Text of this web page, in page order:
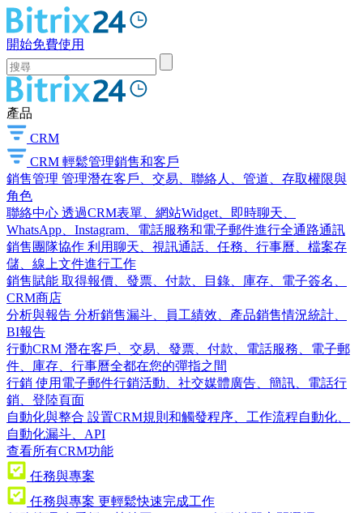
開始免費使用
產品
CRM
CRM 輕鬆管理銷售和客戶
銷售管理 管理潛在客戶、交易、聯絡人、管道、存取權限與
角色
聯絡中心 透過CRM表單、網站Widget、即時聊天、
WhatsApp、Instagram、電話服務和電子郵件進行全通路通訊
銷售團隊協作 利用聊天、視訊通話、任務、行事曆、檔案存
儲、線上文件進行工作
銷售賦能 取得報價、發票、付款、目錄、庫存、電子簽名、
CRM商店
分析與報告 分析銷售漏斗、員工績效、產品銷售情況統計、
BI報告
行動CRM 潛在客戶、交易、發票、付款、電話服務、電子郵
件、庫存、行事曆全都在您的彈指之間
行銷 使用電子郵件行銷活動、社交媒體廣告、簡訊、電話行
銷、登陸頁面
自動化與整合 設置CRM規則和觸發程序、工作流程自動化、
自動化漏斗、API
查看所有CRM功能
任務與專案
任務與專案 更輕鬆快速完成工作